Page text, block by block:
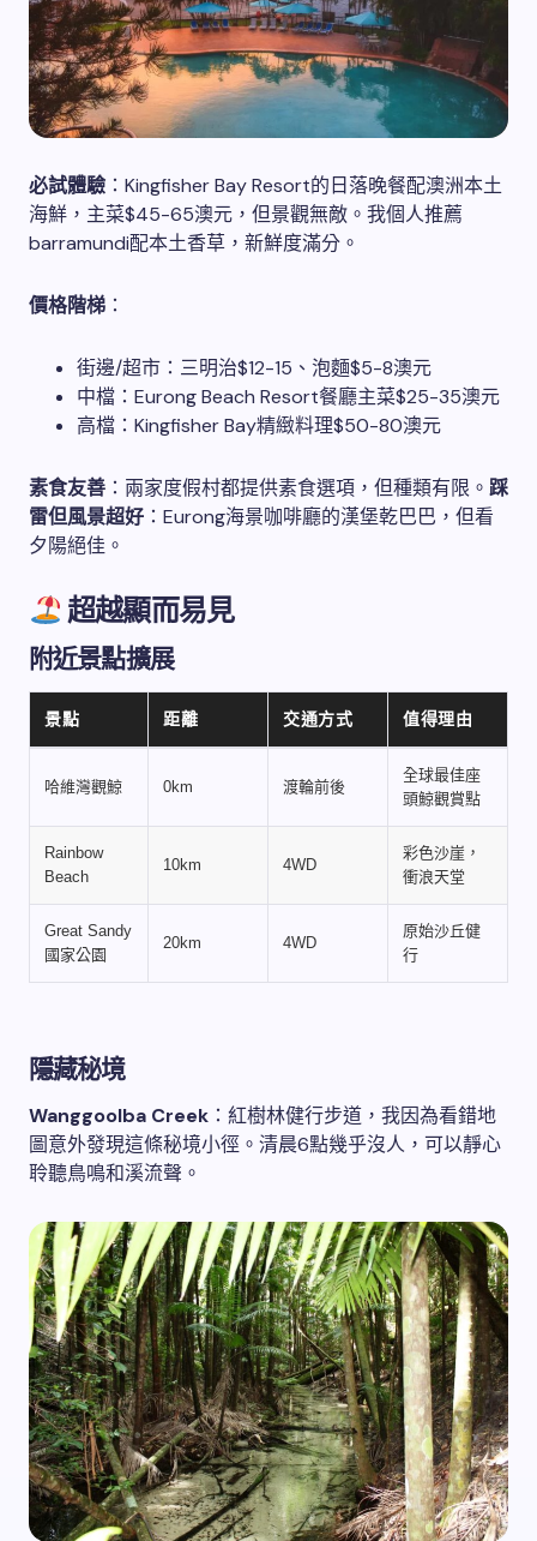
必試體驗 ：Kingfisher Bay Resort的日落晚餐配澳洲本土
海鮮，主菜$45-65澳元，但景觀無敵。我個人推薦
barramundi配本土香草，新鮮度滿分。
價格階梯 ：
街邊/超市：三明治$12-15、泡麵$5-8澳元
中檔：Eurong Beach Resort餐廳主菜$25-35澳元
高檔：Kingfisher Bay精緻料理$50-80澳元
素食友善 ：兩家度假村都提供素食選項，但種類有限。 踩
雷但風景超好 ：Eurong海景咖啡廳的漢堡乾巴巴，但看
夕陽絕佳。
超越顯而易見
附近景點擴展
景點 距離 交通方式 值得理由
哈維灣觀鯨 0km 渡輪前後
全球最佳座
頭鯨觀賞點
Rainbow
Beach
10km 4WD
彩色沙崖，
衝浪天堂
Great Sandy
國家公園
20km 4WD
原始沙丘健
行
隱藏秘境
Wanggoolba Creek ：紅樹林健行步道，我因為看錯地
圖意外發現這條秘境小徑。清晨6點幾乎沒人，可以靜心
聆聽鳥鳴和溪流聲。